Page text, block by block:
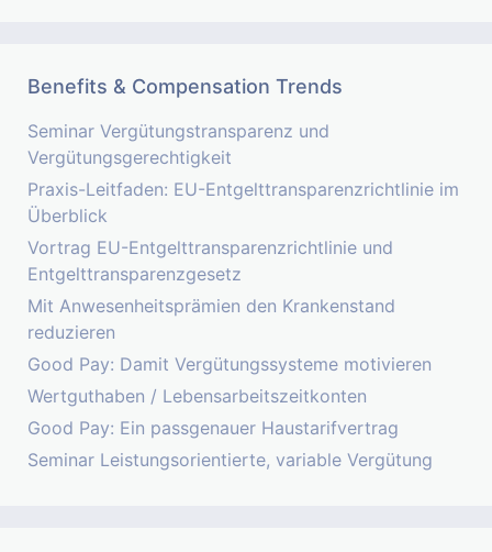
Benefits & Compensation Trends
Seminar Vergütungstransparenz und
Vergütungsgerechtigkeit
Praxis-Leitfaden: EU-Entgelttransparenzrichtlinie im
Überblick
Vortrag EU-Entgelttransparenzrichtlinie und
Entgelttransparenzgesetz
Mit Anwesenheitsprämien den Krankenstand
reduzieren
Good Pay: Damit Vergütungssysteme motivieren
Wertguthaben / Lebensarbeitszeitkonten
Good Pay: Ein passgenauer Haustarifvertrag
Seminar Leistungsorientierte, variable Vergütung